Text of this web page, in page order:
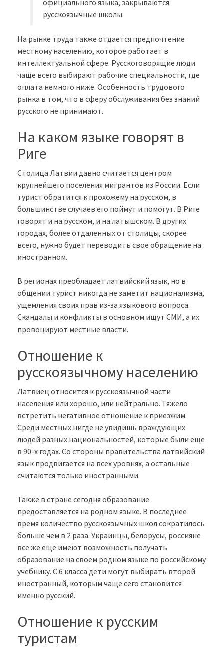
русскоязычные школы.
На рынке труда также отдается предпочтение
местному населению, которое работает в
интеллектуальной сфере. Русскоговорящие люди
чаще всего выбирают рабочие специальности, где
оплата немного ниже. Особенность трудового
рынка в том, что в сферу обслуживания без знаний
русского не принимают.
На каком языке говорят в
Риге
Столица Латвии давно считается центром
крупнейшего поселения мигрантов из России. Если
турист обратится к прохожему на русском, в
большинстве случаев его поймут и помогут. В Риге
говорят и на русском, и на латышском. В других
городах, более отдаленных от столицы, скорее
всего, нужно будет переводить свое обращение на
иностранном.
В регионах преобладает латвийский язык, но в
общении турист никогда не заметит национализма,
ущемления своих прав из-за языкового вопроса.
Скандалы и конфликты в основном ищут СМИ, а их
провоцируют местные власти.
Отношение к
русскоязычному населению
Латвиец относится к русскоязычной части
населения или хорошо, или нейтрально. Тяжело
встретить негативное отношение к приезжим.
Среди местных нигде не увидишь враждующих
людей разных национальностей, которые были еще
в 90-х годах. Со стороны правительства латвийский
язык продвигается на всех уровнях, а остальные
считаются только иностранными.
Также в стране сегодня образование
предоставляется на родном языке. В последнее
время количество русскоязычных школ сократилось
больше чем в 2 раза. Украинцы, белорусы, россияне
все же еще имеют возможность получать
образование на своем родном языке по российскому
учебнику. С 6 класса дети могут выбирать второй
иностранный, которым чаще сего становится
именно русский.
Отношение к русским
туристам